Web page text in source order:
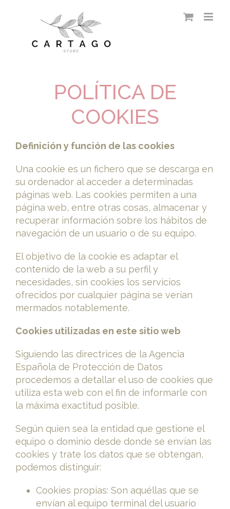
POLÍTICA DE
COOKIES
Definición y función de las cookies
Una cookie es un fichero que se descarga en
su ordenador al acceder a determinadas
páginas web. Las cookies permiten a una
página web, entre otras cosas, almacenar y
recuperar información sobre los hábitos de
navegación de un usuario o de su equipo.
El objetivo de la cookie es adaptar el
contenido de la web a su perfil y
necesidades, sin cookies los servicios
ofrecidos por cualquier página se verían
mermados notablemente.
Cookies utilizadas en este sitio web
Siguiendo las directrices de la Agencia
Española de Protección de Datos
procedemos a detallar el uso de cookies que
utiliza esta web con el fin de informarle con
la máxima exactitud posible.
Según quien sea la entidad que gestione el
equipo o dominio desde donde se envían las
cookies y trate los datos que se obtengan,
podemos distinguir:
Cookies propias: Son aquéllas que se
envían al equipo terminal del usuario